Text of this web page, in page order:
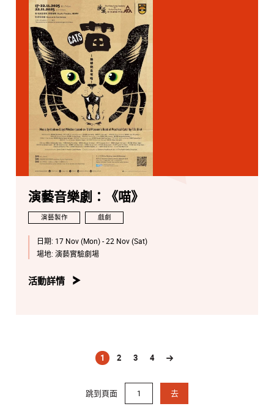
演藝音樂劇：《喵》
演藝製作 戲劇
日期: 17 Nov (Mon) - 22 Nov (Sat)
場地: 演藝實驗劇場
活動詳情
1
(current)
2 3 4
跳到頁面 去